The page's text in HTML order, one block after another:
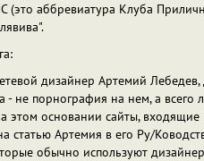
(это аббревиатура Клуба
дизайнер Артемий
- не порнография на нем, а
этом основании сайты,
статью Артемия в его Ру/
обычно используют